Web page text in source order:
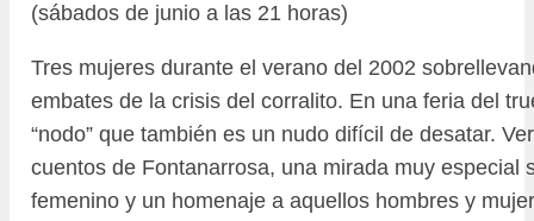
(sábados de junio a las 21 horas)
Tres mujeres durante el verano del 2002
embates de la crisis del corralito. En una feria del
“nodo” que también es un nudo difícil de desatar.
cuentos de Fontanarrosa, una mirada muy especial
femenino y un homenaje a aquellos hombres y